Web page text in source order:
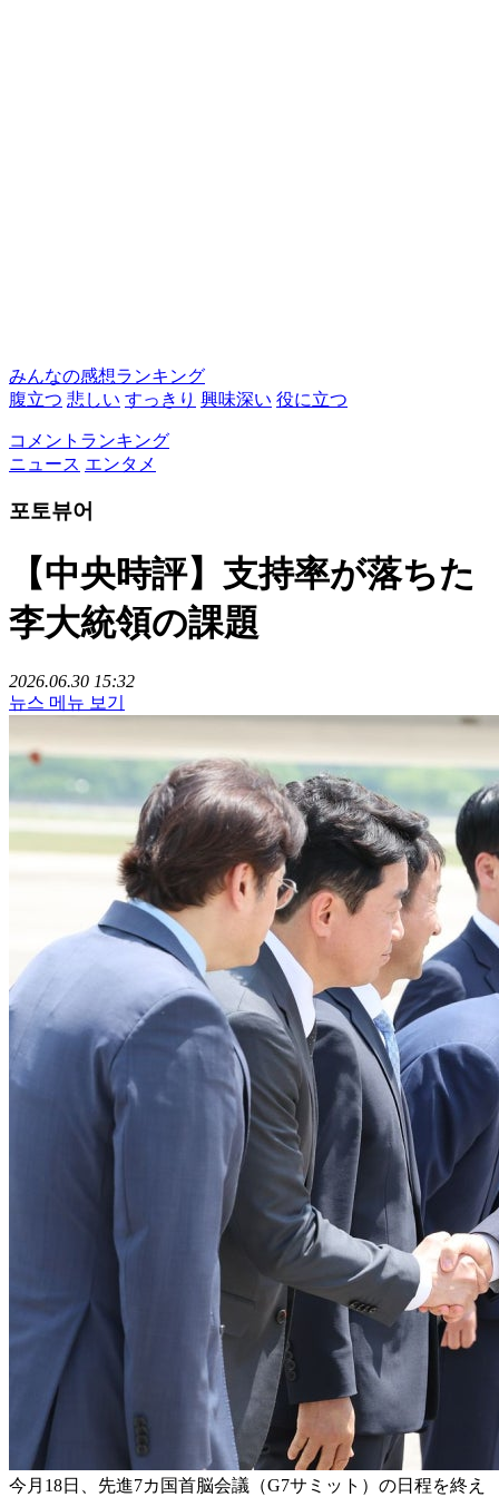
みんなの感想ランキング
腹立つ 悲しい すっきり 興味深い 役に立つ
コメントランキング
ニュース エンタメ
포토뷰어
【中央時評】支持率が落ちた
李大統領の課題
2026.06.30 15:32
뉴스 메뉴 보기
今月18日、先進7カ国首脳会議（G7サミット）の日程を終え